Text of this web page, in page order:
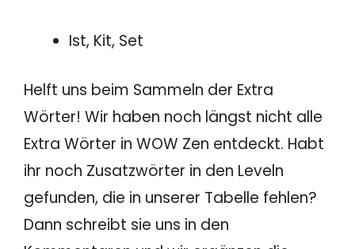
Ist, Kit, Set
Helft uns beim Sammeln der Extra
Wörter! Wir haben noch längst nicht alle
Extra Wörter in WOW Zen entdeckt. Habt
ihr noch Zusatzwörter in den Leveln
gefunden, die in unserer Tabelle fehlen?
Dann schreibt sie uns in den